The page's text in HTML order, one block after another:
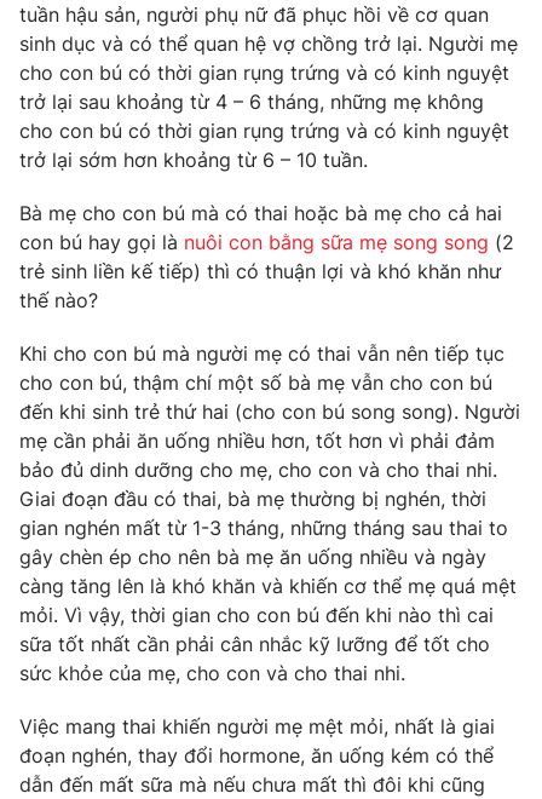
VTV9 VTV8
Liên hệ tòa soạn English
THỜI BÁO VTV
Theo dõi báo trên
Cơ quan chủ quản:Đài Truyền hình Việt Nam
Cơ quan báo chí:Thời báo VTV
Giấy phép hoạt động báo in và báo điện tử số 483/GP-BTTTT
cấp ngày 29/12/2023
Tổng Biên tập:Vũ Thanh Thủy
Phó Tổng Biên tập:
Nguyễn Thị Mỹ Hạnh, Phạm Quốc Thắng,
Nguyễn Trọng Ninh
Tổng đài VTV:
024.38 355 931 - 024.38 355 932
Ðiện thoại Thời báo VTV:
024.66 897 897
Email:toasoan@vtv.vn
Liên hệ quảng cáo:024-7300.7108
tuần hậu sản, người phụ nữ đã phục hồi về cơ quan
sinh dục và có thể quan hệ vợ chồng trở lại. Người mẹ
cho con bú có thời gian rụng trứng và có kinh nguyệt
trở lại sau khoảng từ 4 – 6 tháng, những mẹ không
cho con bú có thời gian rụng trứng và có kinh nguyệt
trở lại sớm hơn khoảng từ 6 – 10 tuần.
Bà mẹ cho con bú mà có thai hoặc bà mẹ cho cả hai
con bú hay gọi là nuôi con bằng sữa mẹ song song (2
trẻ sinh liền kế tiếp) thì có thuận lợi và khó khăn như
thế nào?
Khi cho con bú mà người mẹ có thai vẫn nên tiếp tục
cho con bú, thậm chí một số bà mẹ vẫn cho con bú
đến khi sinh trẻ thứ hai (cho con bú song song). Người
mẹ cần phải ăn uống nhiều hơn, tốt hơn vì phải đảm
bảo đủ dinh dưỡng cho mẹ, cho con và cho thai nhi.
Giai đoạn đầu có thai, bà mẹ thường bị nghén, thời
gian nghén mất từ 1-3 tháng, những tháng sau thai to
gây chèn ép cho nên bà mẹ ăn uống nhiều và ngày
càng tăng lên là khó khăn và khiến cơ thể mẹ quá mệt
mỏi. Vì vậy, thời gian cho con bú đến khi nào thì cai
sữa tốt nhất cần phải cân nhắc kỹ lưỡng để tốt cho
sức khỏe của mẹ, cho con và cho thai nhi.
Việc mang thai khiến người mẹ mệt mỏi, nhất là giai
đoạn nghén, thay đổi hormone, ăn uống kém có thể
dẫn đến mất sữa mà nếu chưa mất thì đôi khi cũng